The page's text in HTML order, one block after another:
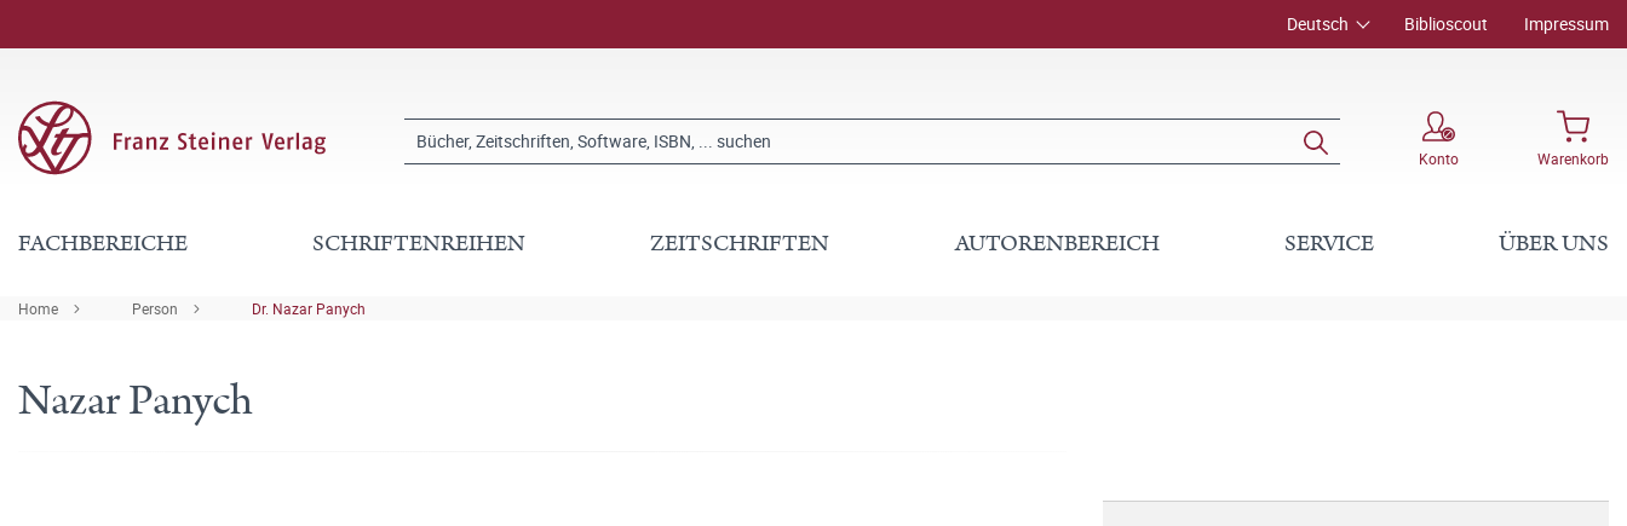
Deutsch Biblioscout Impressum
Konto Warenkorb
FACHBEREICHE SCHRIFTENREIHEN ZEITSCHRIFTEN AUTORENBEREICH SERVICE ÜBER UNS
Home Person Dr. Nazar Panych
Nazar Panych